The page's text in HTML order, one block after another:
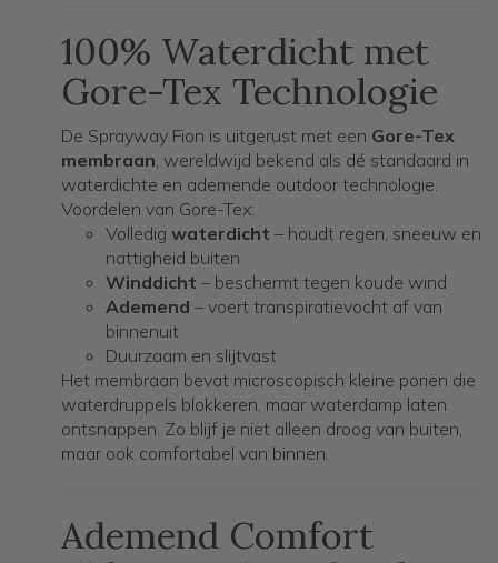
100% Waterdicht met
Gore-Tex Technologie
De Sprayway Fion is uitgerust met een Gore-Tex
membraan, wereldwijd bekend als dé standaard in
waterdichte en ademende outdoor technologie.
Voordelen van Gore-Tex:
Volledig waterdicht – houdt regen, sneeuw en
nattigheid buiten
Winddicht – beschermt tegen koude wind
Ademend – voert transpiratievocht af van
binnenuit
Duurzaam en slijtvast
Het membraan bevat microscopisch kleine poriën die
waterdruppels blokkeren, maar waterdamp laten
ontsnappen. Zo blijf je niet alleen droog van buiten,
maar ook comfortabel van binnen.
Ademend Comfort